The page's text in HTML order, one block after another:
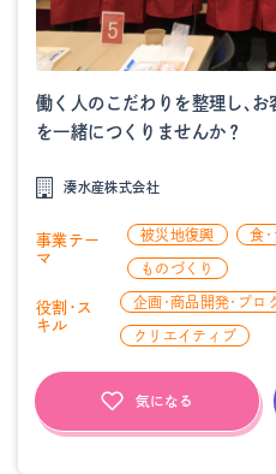
働く人のこだわりを整理し、
を一緒につくりませんか？
湊水産株式会社
事業テー
マ
被災地復興 食
ものづくり
役割・ス
キル
企画・商品開発・プロ
クリエイティブ
気になる